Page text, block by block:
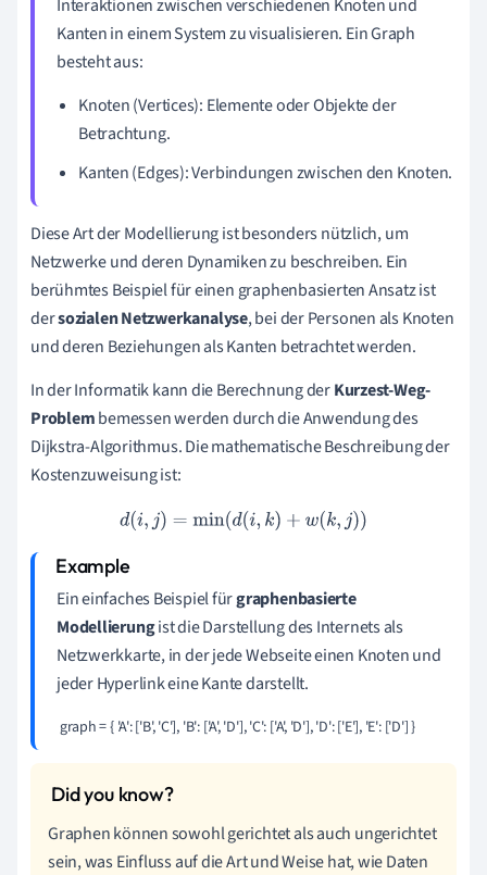
Interaktionen zwischen verschiedenen Knoten und
Kanten in einem System zu visualisieren. Ein Graph
besteht aus:
Knoten (Vertices): Elemente oder Objekte der
Betrachtung.
Kanten (Edges): Verbindungen zwischen den Knoten.
Diese Art der Modellierung ist besonders nützlich, um
Netzwerke und deren Dynamiken zu beschreiben. Ein
berühmtes Beispiel für einen graphenbasierten Ansatz ist
dersozialen Netzwerkanalyse, bei der Personen als Knoten
und deren Beziehungen als Kanten betrachtet werden.
In der Informatik kann die Berechnung derKurzest-Weg-
Problembemessen werden durch die Anwendung des
Dijkstra-Algorithmus. Die mathematische Beschreibung der
Kostenzuweisung ist:
d (i,j )=min(d(i,k)+w(k,j))
Ein einfaches Beispiel fürgraphenbasierte
Modellierungist die Darstellung des Internets als
Netzwerkkarte, in der jede Webseite einen Knoten und
jeder Hyperlink eine Kante darstellt.
graph = { 'A': ['B', 'C'], 'B': ['A', 'D'], 'C': ['A', 'D'], 'D': ['E'], 'E': ['D'] }
Graphen können sowohl gerichtet als auch ungerichtet
sein, was Einfluss auf die Art und Weise hat, wie Daten